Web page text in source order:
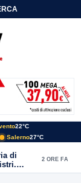
22°C
Salerno27°C
di
2 ORE FA